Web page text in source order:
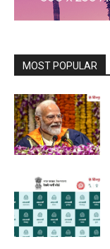
MOST POPULAR